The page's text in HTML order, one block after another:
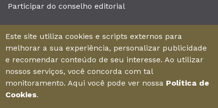
Participar do conselho editorial
Unieducar Inteligência Educacional Ltda
CNPJ: 05.569.970/0001-26
Av. Desembargador Moreira, No. 2001 – 11º andar - Bairro
Aldeota
Fortaleza – Ceará - Brasil - CEP 60170-001
Este site utiliza cookies e scripts externos para
melhorar a sua experiência, personalizar publicidade
e recomendar conteúdo de seu interesse. Ao utilizar
nossos serviços, você concorda com tal
monitoramento. Aqui você pode ver nossa Política de
Cookies.